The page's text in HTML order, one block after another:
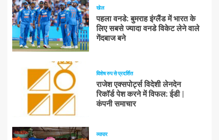
खेल
पहला वनडे: बुमराह इंग्लैंड में भारत के
लिए सबसे ज्यादा वनडे विकेट लेने वाले
गेंदबाज बने
विशेष रुप से प्रदर्शित
राजेश एक्सपोर्ट्स विदेशी लेनदेन
रिकॉर्ड पेश करने में विफल: ईडी |
कंपनी समाचार
व्यापार